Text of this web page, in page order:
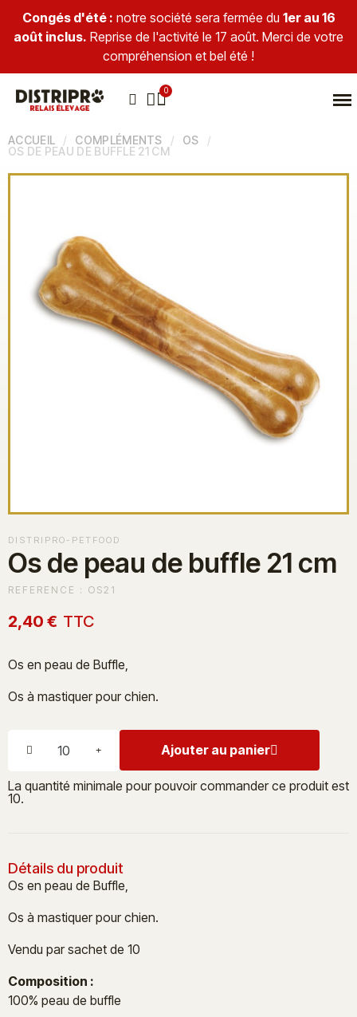
Congés d'été : notre société sera fermée du 1er au 16
août inclus. Reprise de l'activité le 17 août. Merci de votre
compréhension et bel été !
ACCUEIL COMPLÉMENTS
OS
OS DE PEAU DE BUFFLE 21 CM
DISTRIPRO-PETFOOD
Os de peau de buffle 21 cm
REFERENCE : OS21
2,40 € TTC
Os en peau de Buffle,
Os à mastiquer pour chien.
Ajouter au panier
La quantité minimale pour pouvoir commander ce produit est
10.
Détails du produit
Os en peau de Buffle,
Os à mastiquer pour chien.
Vendu par sachet de 10
Composition :
100% peau de buffle